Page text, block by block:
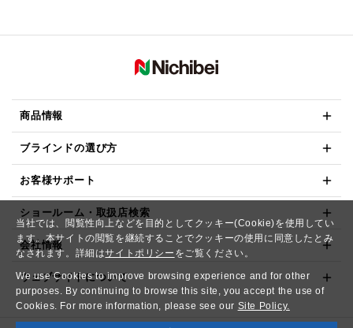
当社では、閲覧性向上などを目的としてクッキー(Cookie)を使用してい
ます。本サイトの閲覧を継続することでクッキーの使用に同意したとみ
なされます。詳細はサイトポリシー をご覧ください。
We use Cookies to improve browsing experience and for other
purposes. By continuing to browse this site, you accept the use of
Cookies. For more information, please see our Site Policy.
商品情報
ブラインドの選び方
お客様サポート
ショールーム・取扱店検索
会社情報
ウェブサイトについて